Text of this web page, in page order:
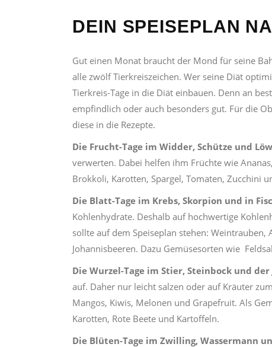
DEIN SPEISEPLAN
Gut einen Monat braucht der Mond für seine
alle zwölf Tierkreiszeichen. Wer seine Diät
Tierkreis-Tage in die Diät einbauen. Denn an
empfindlich oder auch besonders gut. Für die
diese in die Rezepte.
Die Frucht-Tage im Widder, Schütze und
verwerten. Dabei helfen ihm Früchte wie
Brokkoli, Karotten, Spargel, Tomaten, Zucchini
Die Blatt-Tage im Krebs, Skorpion und in
Kohlenhydrate. Deshalb auf hochwertige
sollte auf dem Speiseplan stehen:
Johannisbeeren. Dazu Gemüsesorten wie
Die Wurzel-Tage im Stier, Steinbock und der
auf. Daher nur leicht salzen oder auf Kräuter
Mangos, Kiwis, Melonen und Grapefruit. Als
Karotten, Rote Beete und Kartoffeln.
Die Blüten-Tage im Zwilling, Wassermann